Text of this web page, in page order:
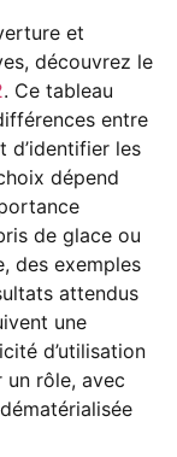
et
découvrez le
. Ce tableau
entre
d’identifier les
dépend
de glace ou
des exemples
attendus
une
d’utilisation
un rôle, avec